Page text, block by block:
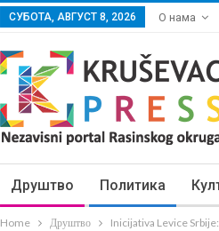
СУБОТА, АВГУСТ 8, 2026 О нама
Друштво Политика
Home Друштво Inicijativa Levice